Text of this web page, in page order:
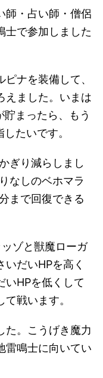
師・占い師・僧侶
士で参加しました
ナを装備して、
えました。いまは
まったら、もう
たいです。
ぎり減らしまし
なしのベホマラ
まで回復できる
ゾと獣魔ローガ
だいHPを高く
いHPを低くして
戦います。
た。こうげき魔力
雷鳴士に向いてい